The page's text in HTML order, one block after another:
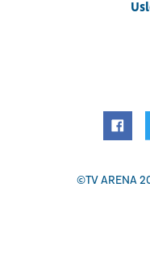
©TV ARENA